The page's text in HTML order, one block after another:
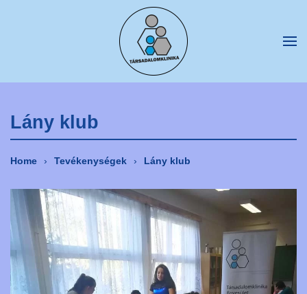
Fő tartalom átugrása
Lány klub
Home Tevékenységek Lány klub